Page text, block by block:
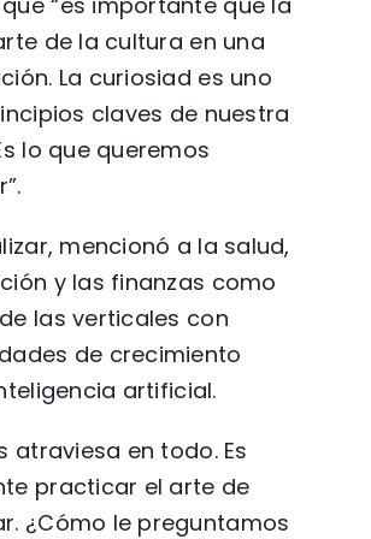
de la cultura en una
La curiosiad es uno
claves de nuestra
lo que queremos
mencionó a la salud,
y las finanzas como
las verticales con
de crecimiento
artificial.
atraviesa en todo. Es
practicar el arte de
¿Cómo le preguntamos